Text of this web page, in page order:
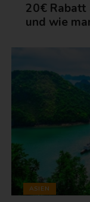
20€
und wie
ASIEN